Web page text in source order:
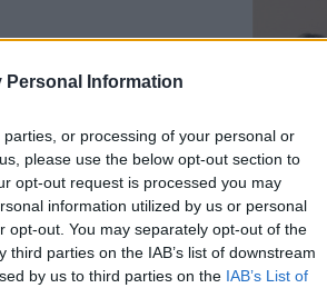
Personal Information
or processing of your personal or
please use the below opt-out section to
opt-out request is processed you may
information utilized by us or personal
opt-out. You may separately opt-out of the
parties on the IAB’s list of downstream
by us to third parties on the IAB’s List of